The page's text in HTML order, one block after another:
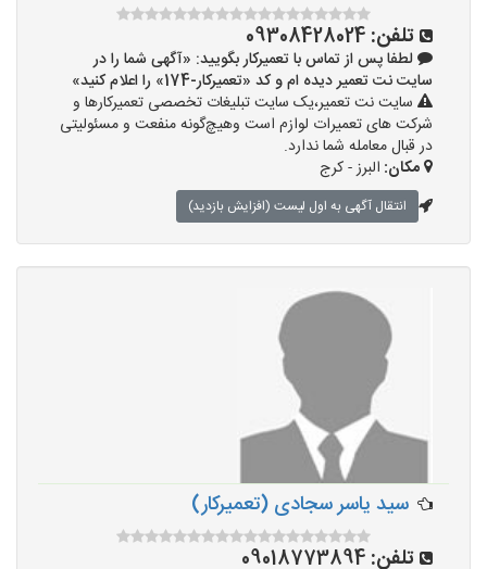
تلفن: 09308428024
لطفا پس از تماس با تعمیرکار بگویید: «آگهی شما را در
سایت نت تعمیر دیده ام و کد «تعمیرکار-174» را اعلام کنید»
سایت نت تعمیر،یک سایت تبلیغات تخصصی تعمیرکارها و
شرکت های تعمیرات لوازم است وهیچ‌گونه منفعت و مسئولیتی
در قبال معامله شما ندارد.
مکان: البرز - کرج
انتقال آگهی به اول لیست (افزایش بازدید)
سید یاسر سجادی (تعمیرکار)
تلفن: 09018773894